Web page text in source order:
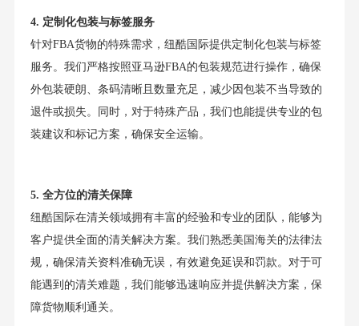
4. 定制化包装与标签服务
针对FBA货物的特殊需求，纽酷国际提供定制化包装与标签
服务。我们严格按照亚马逊FBA的包装规范进行操作，确保
外包装硬朗、条码清晰且数量充足，减少因包装不当导致的
退件或损失。同时，对于特殊产品，我们也能提供专业的包
装建议和标记方案，确保安全运输。
5. 全方位的清关保障
纽酷国际在清关领域拥有丰富的经验和专业的团队，能够为
客户提供全面的清关解决方案。我们熟悉美国海关的法律法
规，确保清关资料准确无误，有效避免延误和罚款。对于可
能遇到的清关难题，我们能够迅速响应并提供解决方案，保
障货物顺利通关。